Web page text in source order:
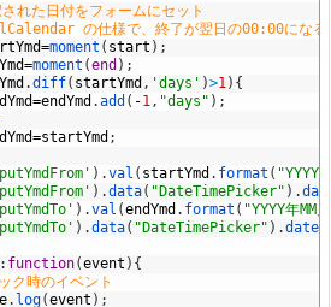
れた日付をフォームにセット
の仕様で、終了が翌日の00:00になる
=moment ( start ) ;
=moment (end ) ;
.diff( startYmd , 'days' )>1) {
=endYmd .add ( -1, "days" ) ;
=startYmd ;
) .val ( startYmd . format ( "YYYY
) .data( "DateTimePicker" ) .
) .val (endYmd . format ( "YYYY年MM
) .data( "DateTimePicker" ) .date
: function(event ) {
時のイベント
. log(event ) ;